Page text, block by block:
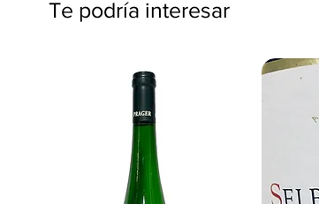
Te podría interesar